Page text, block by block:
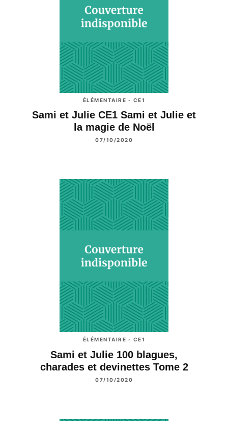
ÉLÉMENTAIRE - CE1
Sami et Julie CE1 Sami et Julie et
la magie de Noël
07/10/2020
ÉLÉMENTAIRE - CE1
Sami et Julie 100 blagues,
charades et devinettes Tome 2
07/10/2020